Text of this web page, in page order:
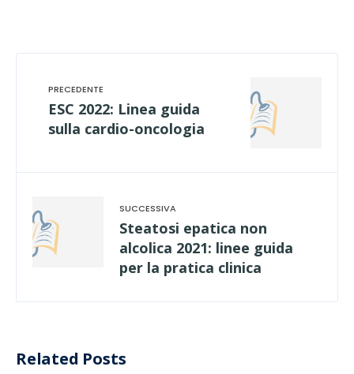
ESC 2022: Linea guida
sulla cardio-oncologia
Steatosi epatica non
alcolica 2021: linee guida
per la pratica clinica
Related Posts